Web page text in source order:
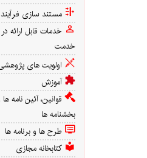
مستند سازی
خدمات قابل ارائه
خدمت
اولویت های
آموزش
قوانین، آئین نامه ها
بخشنامه ها
طرح ها و برنامه ها
کتابخانه مجازی